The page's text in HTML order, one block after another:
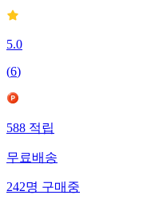
5.0
(6)
588적립
무료배송
242명구매중